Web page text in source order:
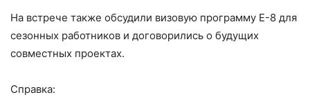
На встрече также обсудили визовую программу E-8 для
сезонных работников и договорились о будущих
совместных проектах.
Справка: